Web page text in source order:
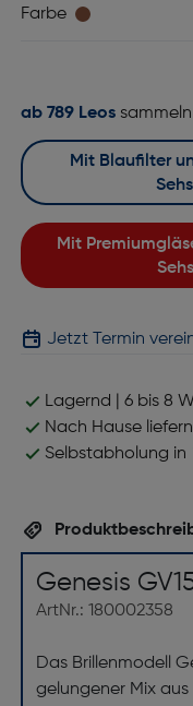
Farbe
ab 789 Leossammeln
Mit Premiumgläsern und Superentspiegelung in
Mit Blaufilter und Superentspiegelung, ohne
Jetzt Termin
Lagernd | 6 bis 8
Nach Hause liefern
Selbstabholung in
Genesis
ArtNr.: 180002358
Das Brillenmodell
gelungener Mix